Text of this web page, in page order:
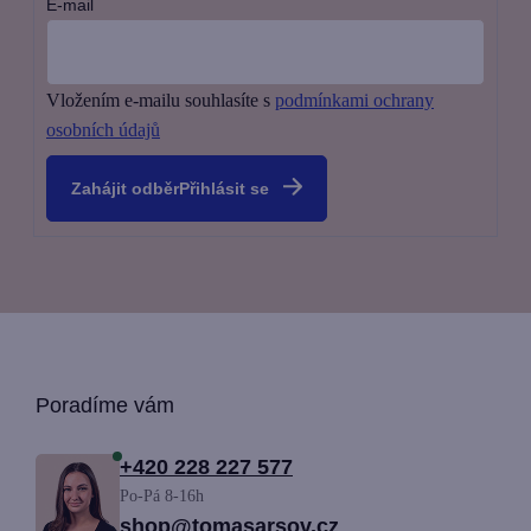
E-mail
Vložením e-mailu souhlasíte s podmínkami ochrany
osobních údajů
Přihlásit se
Poradíme vám
+420 228 227 577
Po-Pá 8-16h